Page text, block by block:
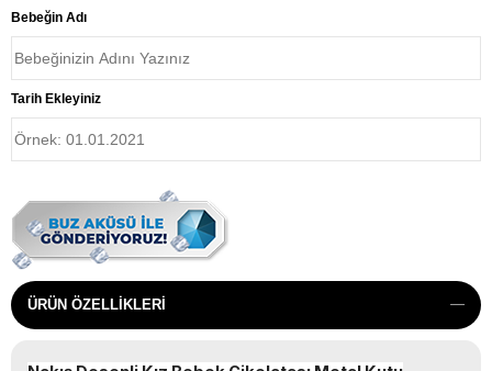
Bebeğin Adı
Tarih Ekleyiniz
ÜRÜN ÖZELLIKLERI